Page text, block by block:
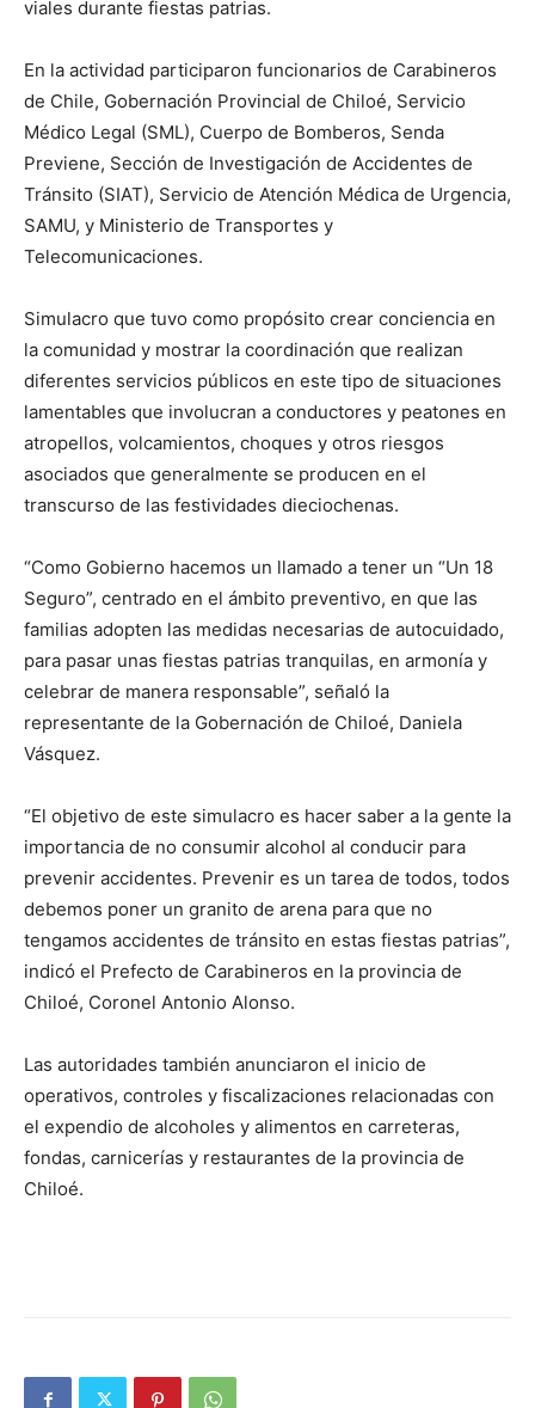
viales durante fiestas patrias.
En la actividad participaron funcionarios de Carabineros
de Chile, Gobernación Provincial de Chiloé, Servicio
Médico Legal (SML), Cuerpo de Bomberos, Senda
Previene, Sección de Investigación de Accidentes de
Tránsito (SIAT), Servicio de Atención Médica de Urgencia,
SAMU, y Ministerio de Transportes y
Telecomunicaciones.
Simulacro que tuvo como propósito crear conciencia en
la comunidad y mostrar la coordinación que realizan
diferentes servicios públicos en este tipo de situaciones
lamentables que involucran a conductores y peatones en
atropellos, volcamientos, choques y otros riesgos
asociados que generalmente se producen en el
transcurso de las festividades dieciochenas.
“Como Gobierno hacemos un llamado a tener un “Un 18
Seguro”, centrado en el ámbito preventivo, en que las
familias adopten las medidas necesarias de autocuidado,
para pasar unas fiestas patrias tranquilas, en armonía y
celebrar de manera responsable”, señaló la
representante de la Gobernación de Chiloé, Daniela
Vásquez.
“El objetivo de este simulacro es hacer saber a la gente la
importancia de no consumir alcohol al conducir para
prevenir accidentes. Prevenir es un tarea de todos, todos
debemos poner un granito de arena para que no
tengamos accidentes de tránsito en estas fiestas patrias”,
indicó el Prefecto de Carabineros en la provincia de
Chiloé, Coronel Antonio Alonso.
Las autoridades también anunciaron el inicio de
operativos, controles y fiscalizaciones relacionadas con
el expendio de alcoholes y alimentos en carreteras,
fondas, carnicerías y restaurantes de la provincia de
Chiloé.